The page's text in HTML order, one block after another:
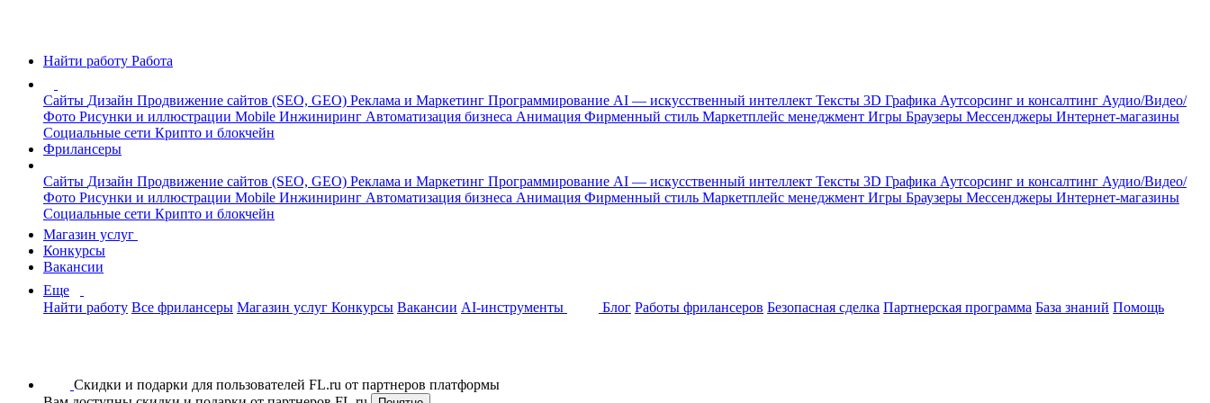
Найти работу Работа
Сайты Дизайн Продвижение сайтов (SEO, GEO) Реклама и Маркетинг Программирование AI — искусственный интеллект Тексты 3D Графика Аутсорсинг и консалтинг Аудио/Видео/
Фото Рисунки и иллюстрации Mobile Инжиниринг Автоматизация бизнеса Анимация Фирменный стиль Маркетплейс менеджмент Игры Браузеры Мессенджеры Интернет-магазины
Социальные сети Крипто и блокчейн
Фрилансеры
Сайты Дизайн Продвижение сайтов (SEO, GEO) Реклама и Маркетинг Программирование AI — искусственный интеллект Тексты 3D Графика Аутсорсинг и консалтинг Аудио/Видео/
Фото Рисунки и иллюстрации Mobile Инжиниринг Автоматизация бизнеса Анимация Фирменный стиль Маркетплейс менеджмент Игры Браузеры Мессенджеры Интернет-магазины
Социальные сети Крипто и блокчейн
Магазин услуг
Конкурсы
Вакансии
Еще
Найти работу Все фрилансеры Магазин услуг Конкурсы Вакансии AI-инструменты Блог Работы фрилансеров Безопасная сделка Партнерская программа База знаний Помощь
Скидки и подарки для пользователей FL.ru от партнеров платформы